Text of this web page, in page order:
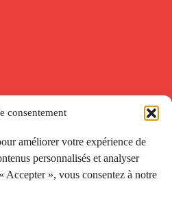
consentement
améliorer votre expérience de
personnalisés et analyser
Accepter », vous consentez à notre